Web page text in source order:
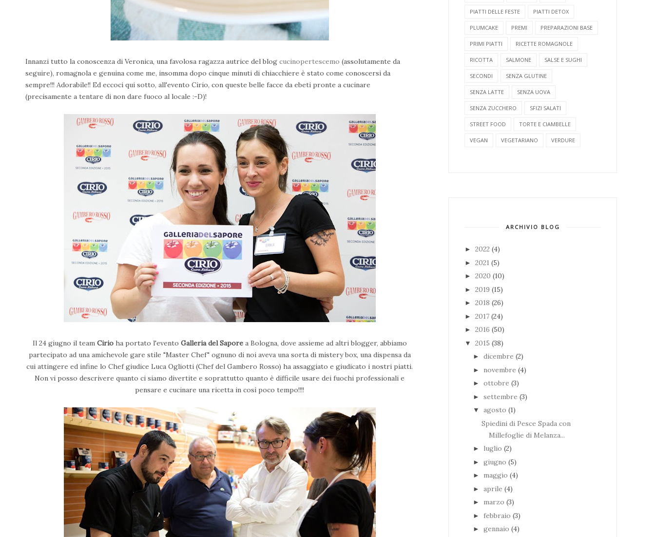
Innanzi tutto la conoscenza di Veronica, una favolosa ragazza autrice del blog cucinopertescemo (assolutamente da
seguire), romagnola e genuina come me, insomma dopo cinque minuti di chiacchiere è stato come conoscersi da
sempre!!! Adorabile!! Ed eccoci qui sotto, all'evento Cirio, con queste belle facce da ebeti pronte a cucinare
(precisamente a tentare di non dare fuoco al locale :-D)!
Il 24 giugno il team Cirioha portato l'evento Galleria del Saporea Bologna, dove assieme ad altri blogger, abbiamo
partecipato ad una amichevole gare stile "Master Chef" ognuno di noi aveva una sorta di mistery box, una dispensa da
cui attingere ed infine lo Chef giudice Luca Ogliotti (Chef del Gambero Rosso) ha assaggiato e giudicato i nostri piatti.
Non vi posso descrivere quanto ci siamo divertite e soprattutto quanto è difficile usare dei fuochi professionali e
pensare e cucinare una ricetta in così poco tempo!!!!
PIATTI DELLE FESTE PIATTI DETOX
PLUMCAKE PREMI PREPARAZIONI BASE
PRIMI PIATTI RICETTE ROMAGNOLE
RICOTTA SALMONE SALSE E SUGHI
SECONDI SENZA GLUTINE
SENZA LATTE SENZA UOVA
SENZA ZUCCHERO SFIZI SALATI
STREET FOOD TORTE E CIAMBELLE
VEGAN VEGETARIANO VERDURE
ARCHIVIO BLOG
► 2022 (4)
► 2021 (5)
► 2020 (10)
► 2019 (15)
► 2018 (26)
► 2017 (24)
► 2016 (50)
▼ 2015 (38)
► dicembre (2)
► novembre (4)
► ottobre (3)
► settembre (3)
▼ agosto (1)
Spiedini di Pesce Spada con
Millefoglie di Melanza...
► luglio (2)
► giugno (5)
► maggio (4)
► aprile (4)
► marzo (3)
► febbraio (3)
► gennaio (4)